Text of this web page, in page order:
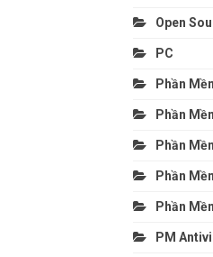
Open
PC
Phần
Phần
Phần
Phần
Phần
PM